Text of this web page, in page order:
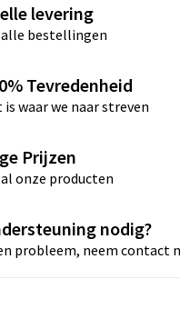
levering
bestellingen
Tevredenheid
is waar we naar streven
Prijzen
onze producten
nodig?
probleem, neem contact